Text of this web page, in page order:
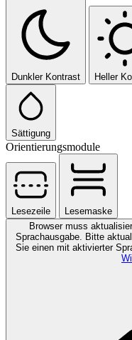
Dunkler Kontrast Heller
Sättigung
Orientierungsmodule
Lesezeile
Lesemaske
Browser muss
Sprachausgabe. Bitte
Sie einen mit aktivierter